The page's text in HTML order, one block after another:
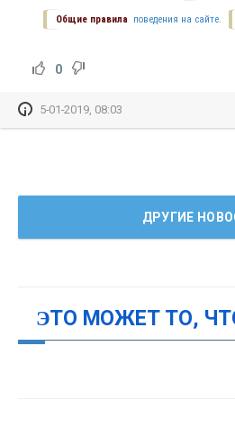
Общие правила поведения на сайте.
0
5-01-2019, 08:03
ДРУГИЕ
ЭТО МОЖЕТ ТО,